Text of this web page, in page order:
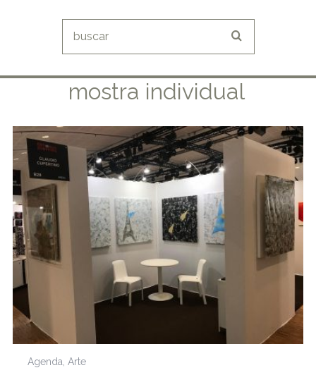
mostra individual
Agenda, Arte